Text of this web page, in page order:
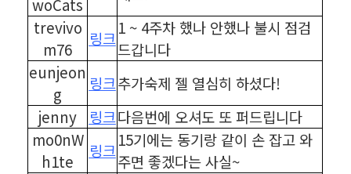
woCats
trevivo
m76
링크
1 ~ 4주차 했나 안했나 불시 점검
드갑니다
eunjeon
g
링크추가숙제 젤 열심히 하셨다!
jenny
링크다음번에 오셔도 또 퍼드립니다
mo0nW
h1te
링크
15기에는 동기랑 같이 손 잡고 와
주면 좋겠다는 사실~